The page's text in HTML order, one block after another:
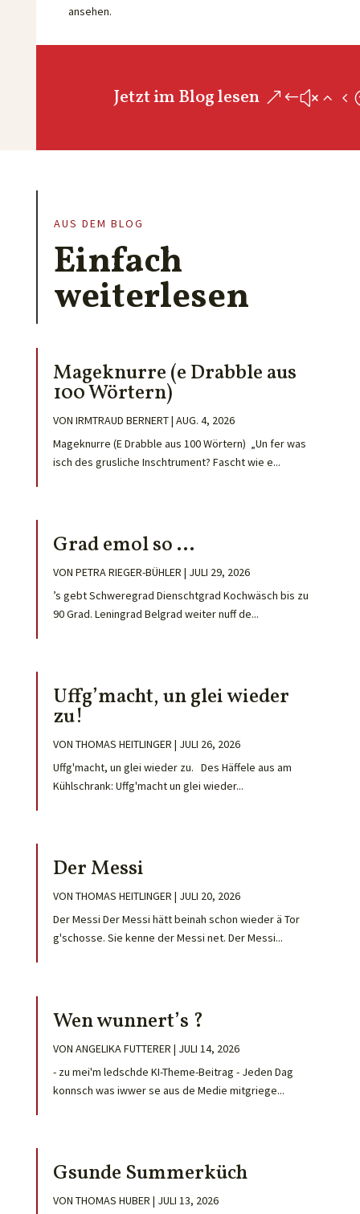
ansehen.
Jetzt im Blog lesen
AUS DEM BLOG
Einfach
weiterlesen
Mageknurre (e Drabble aus
100 Wörtern)
VON IRMTRAUD BERNERT| AUG. 4, 2026
Mageknurre (E Drabble aus 100 Wörtern) „Un fer was
isch des grusliche Inschtrument? Fascht wie e...
Grad emol so …
VON PETRA RIEGER-BÜHLER | JULI 29, 2026
’s gebt Schweregrad Dienschtgrad Kochwäsch bis zu
90 Grad. Leningrad Belgrad weiter nuff de...
Uffg’macht, un glei wieder
zu!
VON THOMAS HEITLINGER | JULI 26, 2026
Uffg'macht, un glei wieder zu. Des Häffele aus am
Kühlschrank: Uffg'macht un glei wieder...
Der Messi
VON THOMAS HEITLINGER | JULI 20, 2026
Der Messi Der Messi hätt beinah schon wieder ä Tor
g'schosse. Sie kenne der Messi net. Der Messi...
Wen wunnert’s ?
VON ANGELIKA FUTTERER | JULI 14, 2026
- zu mei'm ledschde KI-Theme-Beitrag - Jeden Dag
konnsch was iwwer se aus de Medie mitgriege...
Gsunde Summerküch
VON THOMAS HUBER | JULI 13, 2026